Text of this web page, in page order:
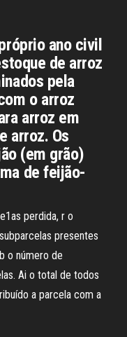
ano civil
de arroz
pela
o arroz
arroz em
arroz. Os
(em grão)
de feijão-
perdida, r o
presentes
o número de
Ai o total de todos
a parcela com a